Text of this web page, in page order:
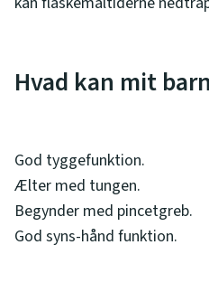
Hvad kan mit barn
God tyggefunktion.
Ælter med tungen.
Begynder med pincetgreb.
God syns-hånd funktion.